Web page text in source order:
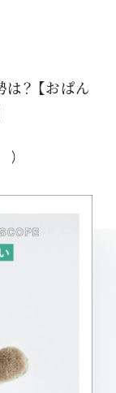
？ 【おぱん